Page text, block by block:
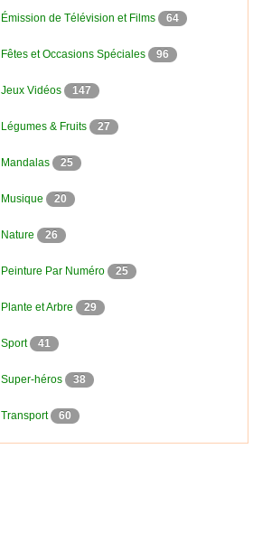
Émission de Télévision et Films 64
Fêtes et Occasions Spéciales 96
Jeux Vidéos 147
Légumes & Fruits 27
Mandalas 25
Musique 20
Nature 26
Peinture Par Numéro 25
Plante et Arbre 29
Sport 41
Super-héros 38
Transport 60